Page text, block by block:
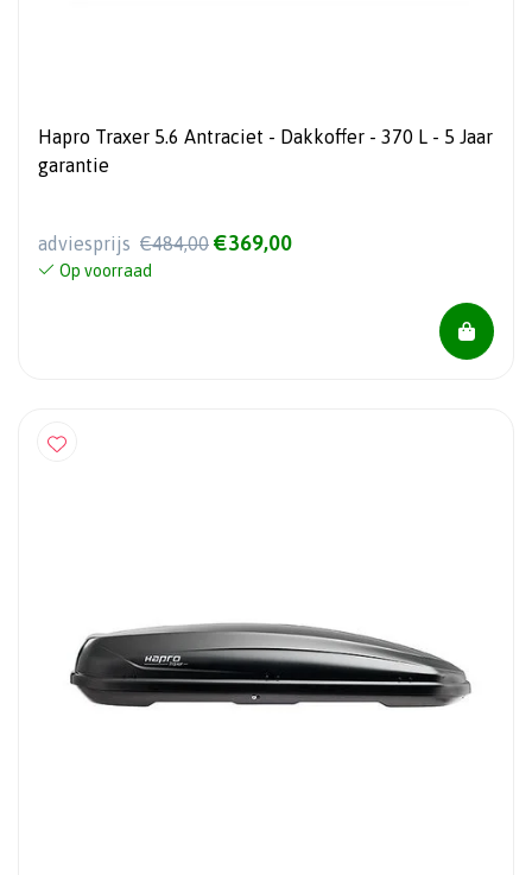
Hapro Traxer 5.6 Antraciet - Dakkoffer - 370 L - 5 Jaar
garantie
adviesprijs €484,00 €369,00
Op voorraad